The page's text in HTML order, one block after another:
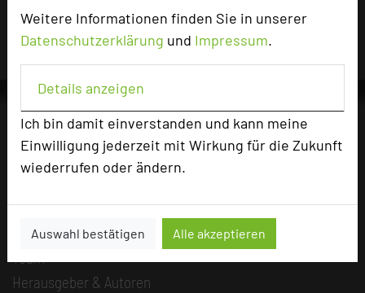
Weitere Informationen finden Sie in unserer
Datenschutzerklärung und Impressum.
Details anzeigen
Ich bin damit einverstanden und kann meine
Einwilligung jederzeit mit Wirkung für die Zukunft
wiederrufen oder ändern.
Auswahl bestätigen Alle akzeptieren
Über uns
Mission
Kategorie
Team
Herausgeber & Autoren